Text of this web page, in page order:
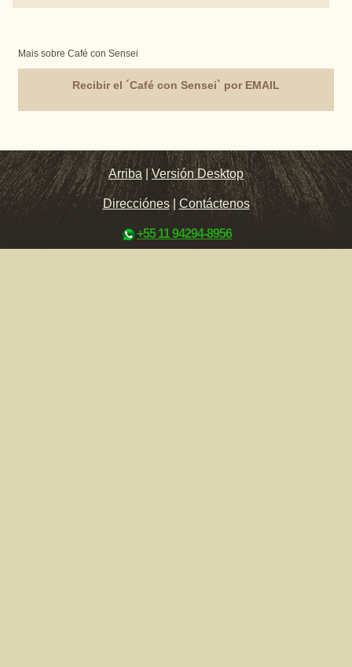
Mais sobre Café con Sensei
Recibir el ´Café con Sensei` por EMAIL
Arriba |Versión Desktop
Direcciónes| Contáctenos
+55 11 94294-8956